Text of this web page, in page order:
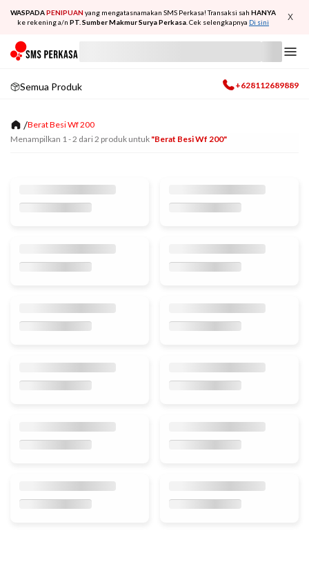
WASPADAPENIPUAN yang mengatasnamakan SMS Perkasa! Transaksi sah HANYA
ke rekening a/n PT. Sumber Makmur Surya Perkasa . Cek selengkapnya Di sini X
Semua Produk +628112689889
/Berat Besi Wf 200
Menampilkan 1-2 dari2 produk untuk "berat Besi Wf 200"